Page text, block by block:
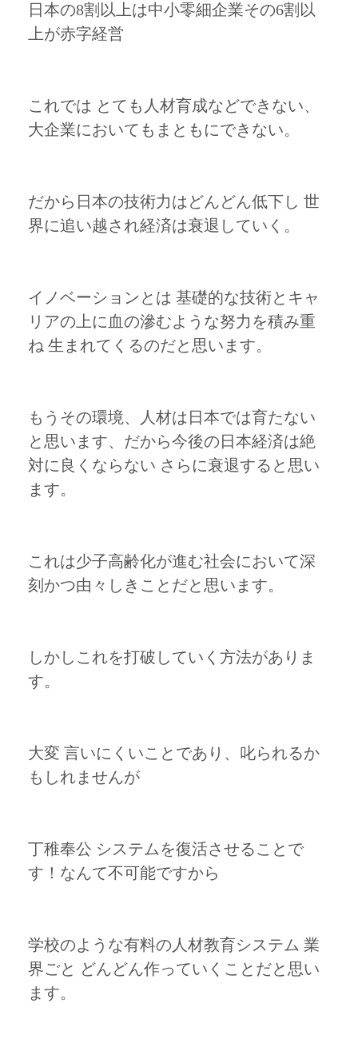
日本の8割以上は中小零細企業その6割以
上が赤字経営
これでは とても人材育成などできない、
大企業においてもまともにできない。
だから日本の技術力はどんどん低下し 世
界に追い越され経済は衰退していく。
イノベーションとは 基礎的な技術とキャ
リアの上に血の滲むような努力を積み重
ね 生まれてくるのだと思います。
もうその環境、人材は日本では育たない
と思います、だから今後の日本経済は絶
対に良くならない さらに衰退すると思い
ます。
これは少子高齢化が進む社会において深
刻かつ由々しきことだと思います。
しかしこれを打破していく方法がありま
す。
大変 言いにくいことであり、叱られるか
もしれませんが
丁稚奉公 システムを復活させることで
す！なんて不可能ですから
学校のような有料の人材教育システム 業
界ごと どんどん作っていくことだと思い
ます。